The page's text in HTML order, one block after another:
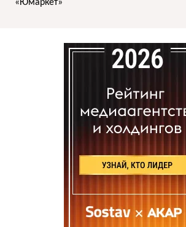
«Юмаркет»